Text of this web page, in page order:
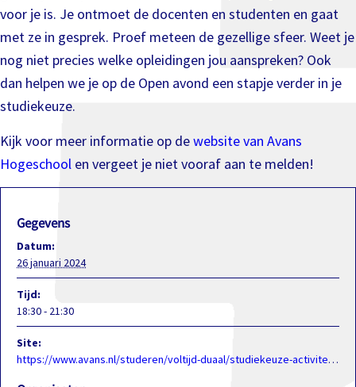
voor je is. Je ontmoet de docenten en studenten en gaat
met ze in gesprek. Proef meteen de gezellige sfeer. Weet je
nog niet precies welke opleidingen jou aanspreken? Ook
dan helpen we je op de Open avond een stapje verder in je
studiekeuze.
Kijk voor meer informatie op dewebsite van Avans
Hogeschool en vergeet je niet vooraf aan te melden!
Gegevens
Datum:
26 januari 2024
Tijd:
18:30 - 21:30
Site:
https://www.avans.nl/studeren/voltijd-duaal/studiekeuze-activiteiten/open-dagen